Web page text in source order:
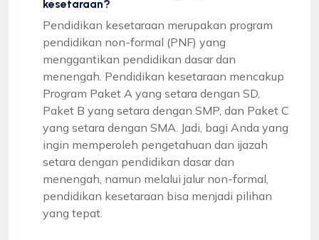
kesetaraan?
Pendidikan kesetaraan merupakan program
pendidikan non-formal (PNF) yang
menggantikan pendidikan dasar dan
menengah. Pendidikan kesetaraan mencakup
Program Paket A yang setara dengan SD,
Paket B yang setara dengan SMP, dan Paket C
yang setara dengan SMA. Jadi, bagi Anda yang
ingin memperoleh pengetahuan dan ijazah
setara dengan pendidikan dasar dan
menengah, namun melalui jalur non-formal,
pendidikan kesetaraan bisa menjadi pilihan
yang tepat.